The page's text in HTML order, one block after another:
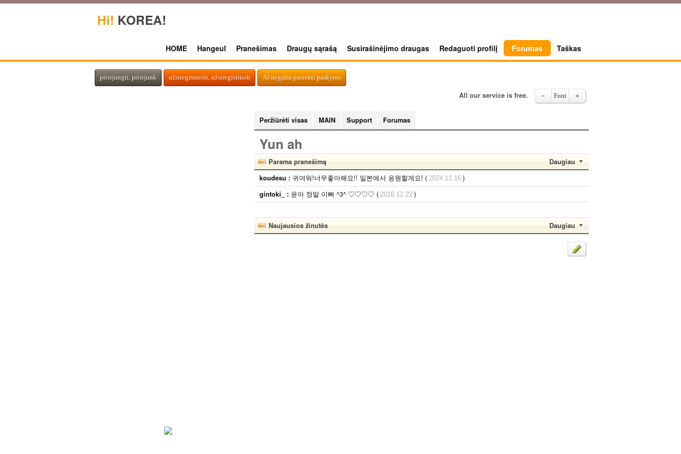
Hi! KOREA!
HOME Hangeul Pranešimas Draugų sąrašą Susirašinėjimo draugas Redaguoti profilį Forumas Taškas
prisijungti, prisijunk užsiregistruoti, užsiregistruok Aš negaliu pasiekti paskyros
All our service is free. － Font ＋
Peržiūrėti visas MAIN Support Forumas
Yun ah
Daugiau
Parama pranešimą
koudesu : 귀여워!너무좋아해요!! 일본에서 응원할게요! ( 2024.11.16 )
gintoki_ : 윤아 정말 이뻐 ^3^ ♡♡♡♡ ( 2016.12.22 )
Daugiau
Naujausios žinutės